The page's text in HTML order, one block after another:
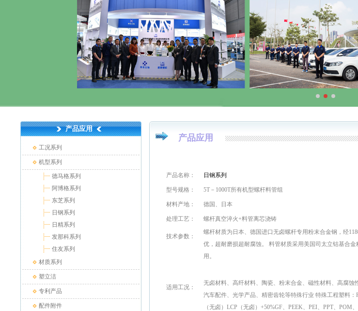
产品应用
工况系列
机型系列
德马格系列
阿博格系列
东芝系列
日钢系列
日精系列
发那科系列
住友系列
材质系列
塑立洁
专利产品
配件附件
产品应用
产品名称： 日钢系列
型号规格： 5T－1000T所有机型螺杆料管组
材料产地： 德国、日本
处理工艺： 螺杆真空淬火+料管离芯浇铸
技术参数：
螺杆材质为日本、德国进口无卤螺杆专用粉末合金钢，经
优，超耐磨损超耐腐蚀。 料管材质采用美国司太立钴基合
用。
适用工况：
无卤材料、高纤材料、陶瓷、粉末合金、磁性材料、高腐
汽车配件、光学产品、精密齿轮等特殊行业 特殊工程塑料：
（无卤）LCP（无卤）+50%GF、PEEK、PEI、PPT、POM